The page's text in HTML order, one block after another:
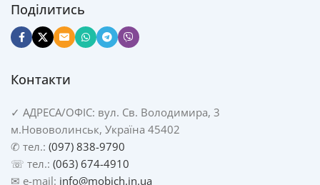
Антипригарне покриття для легкого чищення.
Потужність від 500 Вт, сучасний дизайн.
Спінювачі молока Camry Premium
Camry – преміум-бренд для вимогливих користувачів.
4464, мають інноваційний магнітний привід та стильний
вигляд.
Автоматичне спінювання та підігрів.
Поділитись
Контакти
✓ АДРЕСА/ОФІС: вул. Св. Володимира, 3
м.Нововолинськ, Україна 45402
✆ тел.: (097) 838-9790
☏ тел.: (063) 674-4910
✉ e-mail: info@mobich.in.ua